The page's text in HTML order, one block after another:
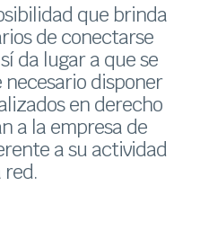
que brinda
de conectarse
da lugar a que se
disponer
en derecho
a la empresa de
a su actividad
red.